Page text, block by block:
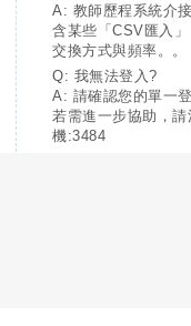
A: 教師歷程系統介
含某些「CSV匯入
交換方式與頻率。。
Q: 我無法登入?
A: 請確認您的單一
若需進一步協助，
機:3484